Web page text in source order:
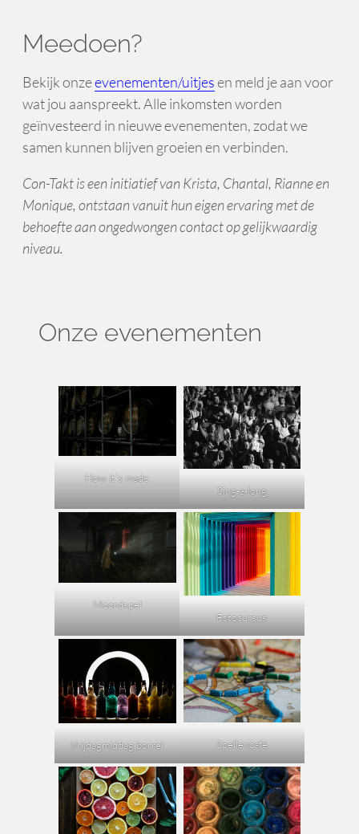
Meedoen?
Bekijk onzeevenementen/uitjesen meld je aan voor
wat jou aanspreekt. Alle inkomsten worden
geïnvesteerd in nieuwe evenementen, zodat we
samen kunnen blijven groeien en verbinden.
Con-Takt is een initiatief van Krista, Chantal, Rianne en
Monique, ontstaan vanuit hun eigen ervaring met de
behoefte aan ongedwongen contact op gelijkwaardig
niveau.
Onze evenementen
How it’s made
Sing-a-long
Moordspel
Fotocursus
Vrijdagmiddag borrel Spellencafé